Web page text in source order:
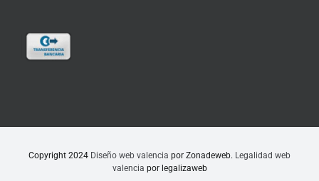
Copyright 2024 Diseño web valencia por Zonadeweb. Legalidad web
valencia por legalizaweb